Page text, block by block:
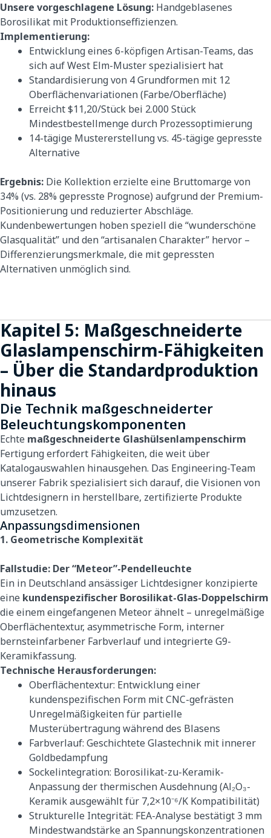
Unsere vorgeschlagene Lösung: Handgeblasenes
Borosilikat mit Produktionseffizienzen.
Implementierung:
Entwicklung eines 6-köpfigen Artisan-Teams, das
sich auf West Elm-Muster spezialisiert hat
Standardisierung von 4 Grundformen mit 12
Oberflächenvariationen (Farbe/Oberfläche)
Erreicht $11,20/Stück bei 2.000 Stück
Mindestbestellmenge durch Prozessoptimierung
14-tägige Mustererstellung vs. 45-tägige gepresste
Alternative
Ergebnis: Die Kollektion erzielte eine Bruttomarge von
34% (vs. 28% gepresste Prognose) aufgrund der Premium-
Positionierung und reduzierter Abschläge.
Kundenbewertungen hoben speziell die “wunderschöne
Glasqualität” und den “artisanalen Charakter” hervor –
Differenzierungsmerkmale, die mit gepressten
Alternativen unmöglich sind.
Kapitel 5: Maßgeschneiderte
Glaslampenschirm-Fähigkeiten
– Über die Standardproduktion
hinaus
Die Technik maßgeschneiderter
Beleuchtungskomponenten
Echte maßgeschneiderte Glashülsenlampenschirm
Fertigung erfordert Fähigkeiten, die weit über
Katalogauswahlen hinausgehen. Das Engineering-Team
unserer Fabrik spezialisiert sich darauf, die Visionen von
Lichtdesignern in herstellbare, zertifizierte Produkte
umzusetzen.
Anpassungsdimensionen
1. Geometrische Komplexität
Fallstudie: Der “Meteor”-Pendelleuchte
Ein in Deutschland ansässiger Lichtdesigner konzipierte
eine kundenspezifischer Borosilikat-Glas-Doppelschirm
die einem eingefangenen Meteor ähnelt – unregelmäßige
Oberflächentextur, asymmetrische Form, interner
bernsteinfarbener Farbverlauf und integrierte G9-
Keramikfassung.
Technische Herausforderungen:
Oberflächentextur: Entwicklung einer
kundenspezifischen Form mit CNC-gefrästen
Unregelmäßigkeiten für partielle
Musterübertragung während des Blasens
Farbverlauf: Geschichtete Glastechnik mit innerer
Goldbedampfung
Sockelintegration: Borosilikat-zu-Keramik-
Anpassung der thermischen Ausdehnung (Al₂O₃-
Keramik ausgewählt für 7,2×10⁻⁶/K Kompatibilität)
Strukturelle Integrität: FEA-Analyse bestätigt 3 mm
Mindestwandstärke an Spannungskonzentrationen